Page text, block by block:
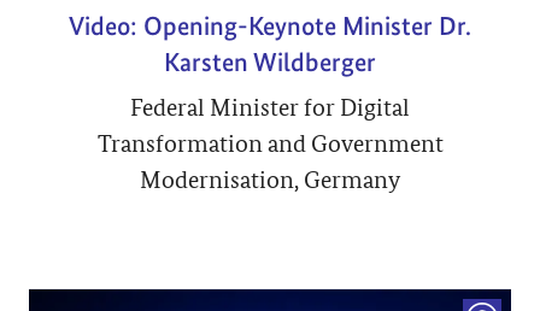
Video: Opening-Keynote Minister Dr.
Karsten Wildberger
Federal Minister for Digital
Transformation and Government
Modernisation, Germany